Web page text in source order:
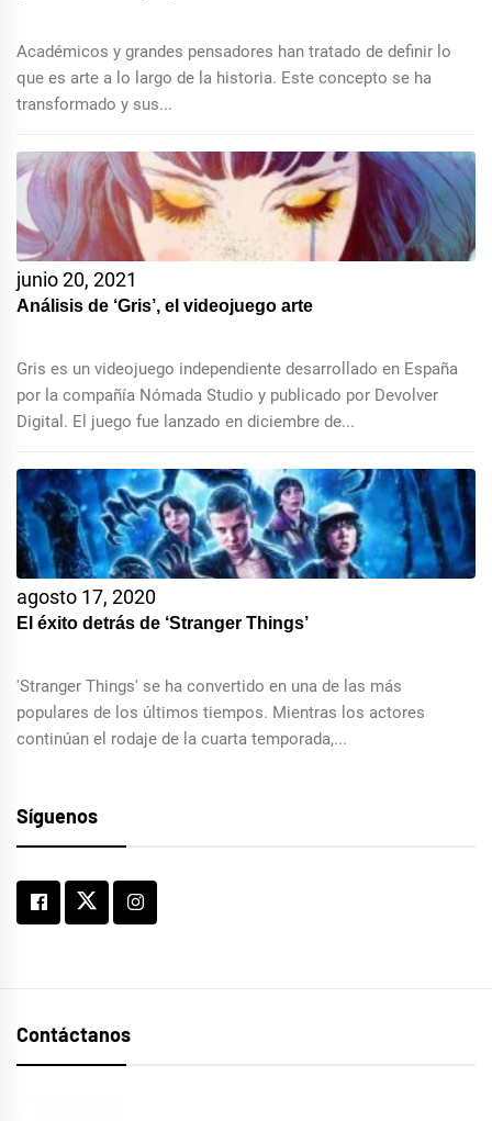
Académicos y grandes pensadores han tratado de definir lo
que es arte a lo largo de la historia. Este concepto se ha
transformado y sus...
junio 20, 2021
Análisis de ‘Gris’, el videojuego arte
Gris es un videojuego independiente desarrollado en España
por la compañía Nómada Studio y publicado por Devolver
Digital. El juego fue lanzado en diciembre de...
agosto 17, 2020
El éxito detrás de ‘Stranger Things’
'Stranger Things' se ha convertido en una de las más
populares de los últimos tiempos. Mientras los actores
continúan el rodaje de la cuarta temporada,...
Síguenos
Contáctanos